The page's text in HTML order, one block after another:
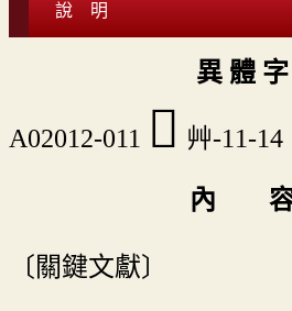
說 明
異 體 字
A02012-011 󲸆 艸-11-14
內
〔關鍵文獻〕